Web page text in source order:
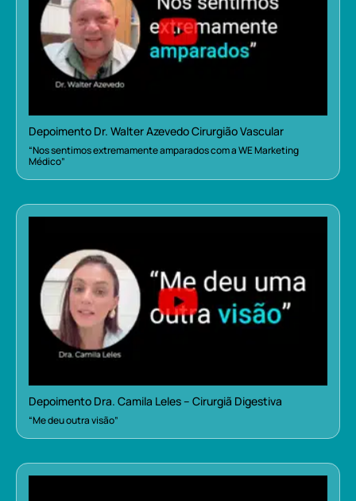
Depoimento Dr. Walter Azevedo Cirurgião Vascular
“Nos sentimos extremamente amparados com a WE Marketing
Médico”
Depoimento Dra. Camila Leles – Cirurgiã Digestiva
“Me deu outra visão”